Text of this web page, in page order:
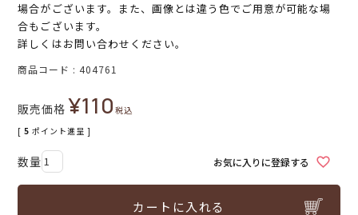
場合がございます。また、画像とは違う色でご用意が可能な場
合もございます。
詳しくはお問い合わせください。
商品コード 404761
販売価格 ¥110税込
[ 5 ポイント進呈 ]
お気に入りに登録する
カートに入れる